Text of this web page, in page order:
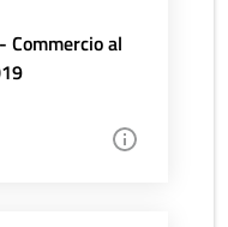
Commercio al